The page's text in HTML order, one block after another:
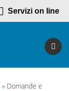
Servizi on line
» Domande e